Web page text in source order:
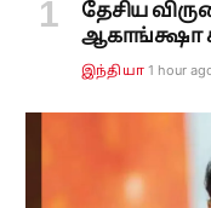
தேசிய
ஆகாங்க்ஷா
இந்தியா 1 hour